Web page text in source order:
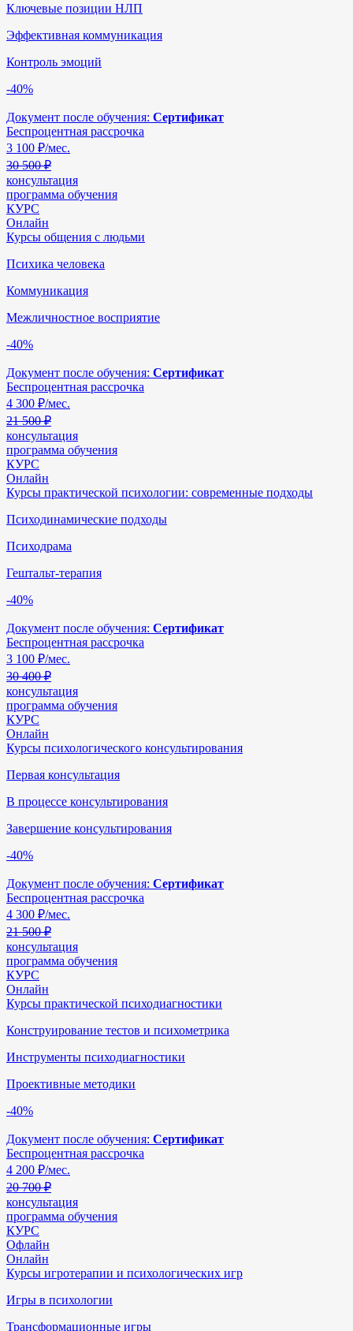
Ключевые позиции НЛП
Эффективная коммуникация
Контроль эмоций
-40%
Документ после обучения: Сертификат
Беспроцентная рассрочка
3 100 ₽/мес.
30 500 ₽
консультация
программа обучения
КУРС
Онлайн
Курсы общения с людьми
Психика человека
Коммуникация
Межличностное восприятие
-40%
Документ после обучения: Сертификат
Беспроцентная рассрочка
4 300 ₽/мес.
21 500 ₽
консультация
программа обучения
КУРС
Онлайн
Курсы практической психологии: современные подходы
Психодинамические подходы
Психодрама
Гештальт-терапия
-40%
Документ после обучения: Сертификат
Беспроцентная рассрочка
3 100 ₽/мес.
30 400 ₽
консультация
программа обучения
КУРС
Онлайн
Курсы психологического консультирования
Первая консультация
В процессе консультирования
Завершение консультирования
-40%
Документ после обучения: Сертификат
Беспроцентная рассрочка
4 300 ₽/мес.
21 500 ₽
консультация
программа обучения
КУРС
Онлайн
Курсы практической психодиагностики
Конструирование тестов и психометрика
Инструменты психодиагностики
Проективные методики
-40%
Документ после обучения: Сертификат
Беспроцентная рассрочка
4 200 ₽/мес.
20 700 ₽
консультация
программа обучения
КУРС
Офлайн
Онлайн
Курсы игротерапии и психологических игр
Игры в психологии
Трансформационные игры